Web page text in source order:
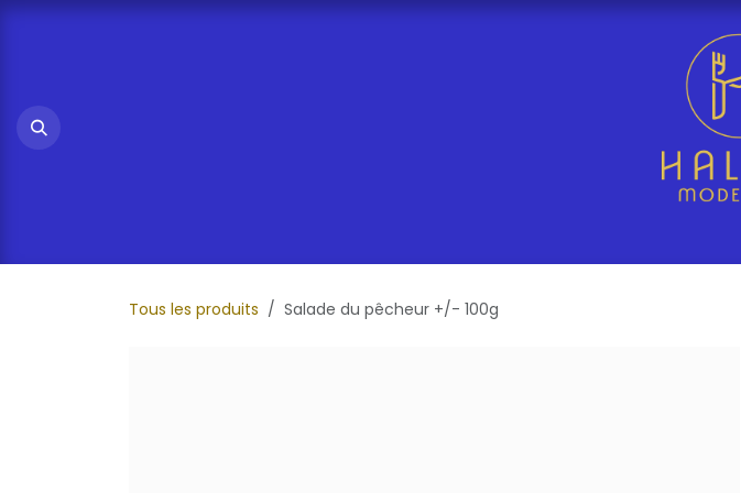
Se rendre au contenu
Tous les produits Salade du pêcheur +/- 100g